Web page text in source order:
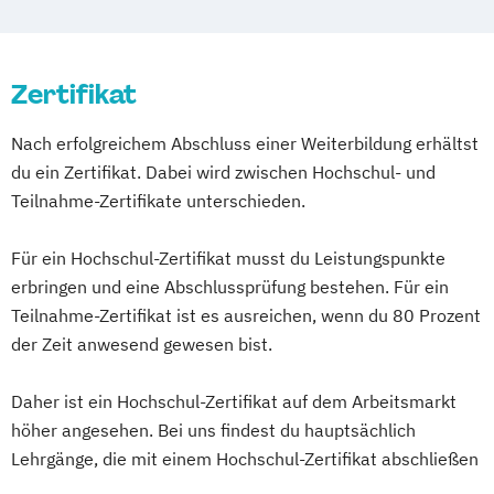
Kunststofftechnik
Leit- und Sicherungstechnik
Maschinenbau Materials Science
Mathematik für Studierende
Mathematik für Studierende
wirtschaftswissenschaftlicher Fächer
Mechatronik Mediengestaltung
Mensch-Computer-Interaktion
Nachhaltiges Design
Nationale und internationale Zertifizierung
Digital Marketing Manager*in
Digital Transformation Manager*in
E-Commerce Manager*in
Energie- und Umwelttechnik
Englisch Sprachkurs A2
Englisch Sprachkurs B1
Englisch Sprachkurs B2
English for Professional Purposes A2
English for Professional Purposes B1
English for Professional Purposes B2
English for Professional Purposes C1
Nachhaltige Energietechnik
Embedded Systems
Gesundheits- und Rehabilitationstechnik
Human Factors and Sports Engineering
IT-Security
Industrial Engineering & Business
Informations- und
Kommunikationssysteme
Innovations- und Technologiemanagement
Zertifikat
Nach erfolgreichem Abschluss einer Weiterbildung erhältst
du ein Zertifikat. Dabei wird zwischen Hochschul- und
Teilnahme-Zertifikate unterschieden.
Für ein Hochschul-Zertifikat musst du Leistungspunkte
erbringen und eine Abschlussprüfung bestehen. Für ein
Teilnahme-Zertifikat ist es ausreichen, wenn du 80 Prozent
der Zeit anwesend gewesen bist.
Daher ist ein Hochschul-Zertifikat auf dem Arbeitsmarkt
höher angesehen. Bei uns findest du hauptsächlich
Lehrgänge, die mit einem Hochschul-Zertifikat abschließen